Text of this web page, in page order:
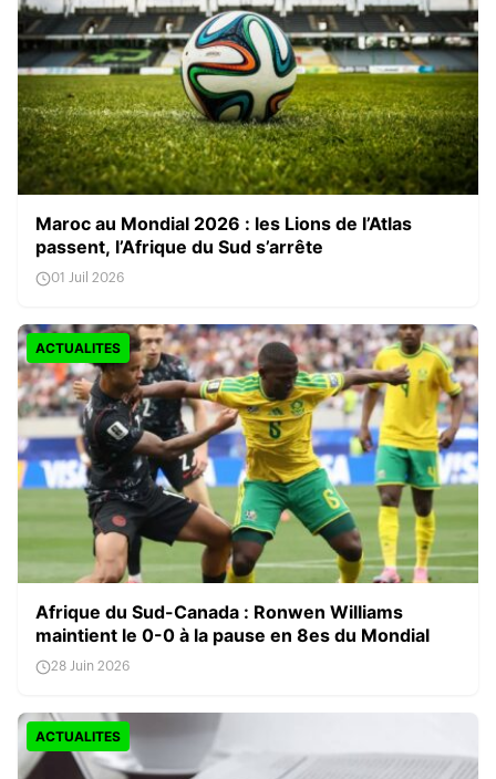
Maroc au Mondial 2026 : les Lions de l’Atlas
passent, l’Afrique du Sud s’arrête
01 Juil 2026
ACTUALITES
Afrique du Sud-Canada : Ronwen Williams
maintient le 0-0 à la pause en 8es du Mondial
28 Juin 2026
ACTUALITES